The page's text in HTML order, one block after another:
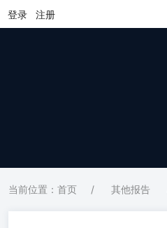
登录 注册
当前位置：首页 / 其他报告